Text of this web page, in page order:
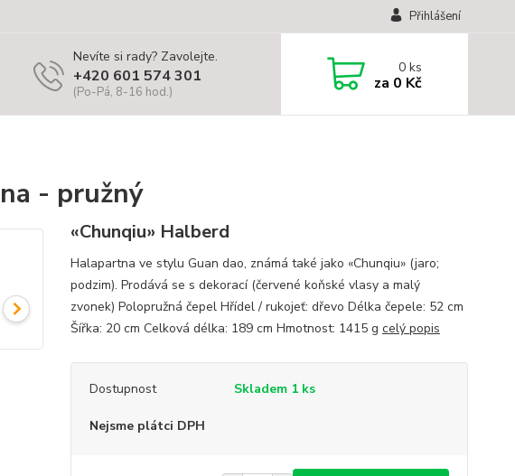
Přihlášení
Nevíte si rady? Zavolejte.
+420 601 574 301
(Po-Pá, 8-16 hod.)
0ks
za 0 Kč
- pružný
«Chunqiu» Halberd
Halapartna ve stylu Guan dao, známá také jako «Chunqiu» (jaro;
podzim). Prodává se s dekorací (červené koňské vlasy a malý
zvonek) Polopružná čepel Hřídel / rukojeť: dřevo Délka čepele: 52 cm
Šířka: 20 cm Celková délka: 189 cm Hmotnost: 1415 g celý popis
Dostupnost Skladem 1 ks
Nejsme plátci DPH